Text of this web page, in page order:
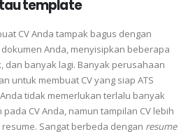
template
CV Anda tampak bagus dengan
Anda, menyisipkan beberapa
dan banyak lagi. Banyak perusahaan
untuk membuat CV yang siap ATS
tidak memerlukan terlalu banyak
CV Anda, namun tampilan CV lebih
Sangat berbeda dengan resume